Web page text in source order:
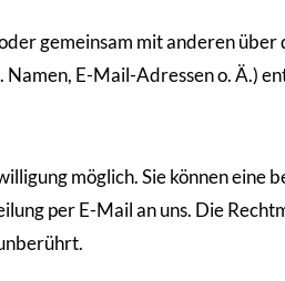
gemeinsam mit anderen über
E-Mail-Adressen o. Ä.)
möglich. Sie können eine
per E-Mail an uns. Die